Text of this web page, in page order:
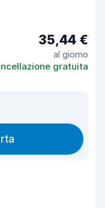
35,44 €
al giorno
gratuita